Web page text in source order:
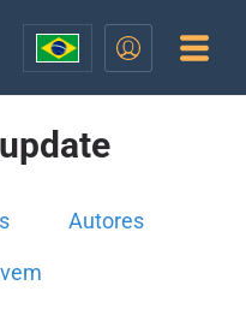
Autores